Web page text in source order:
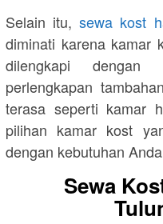
Selain itu,sewa kost
diminati karena kamar
dilengkapi dengan
perlengkapan
terasa seperti kamar
pilihan kamar kost
dengan kebutuhan
Sewa